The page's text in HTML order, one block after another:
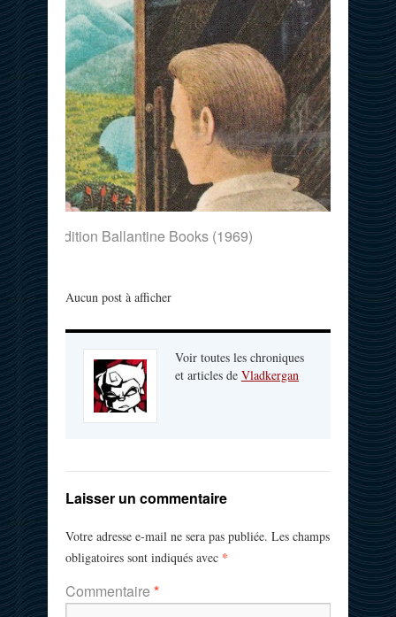
de l’édition Ballantine Books (1969)
Aucun post à afficher
Voir toutes les chroniques
et articles de Vladkergan
Laisser un commentaire
Votre adresse e-mail ne sera pas publiée. Les champs
obligatoires sont indiqués avec *
Commentaire *